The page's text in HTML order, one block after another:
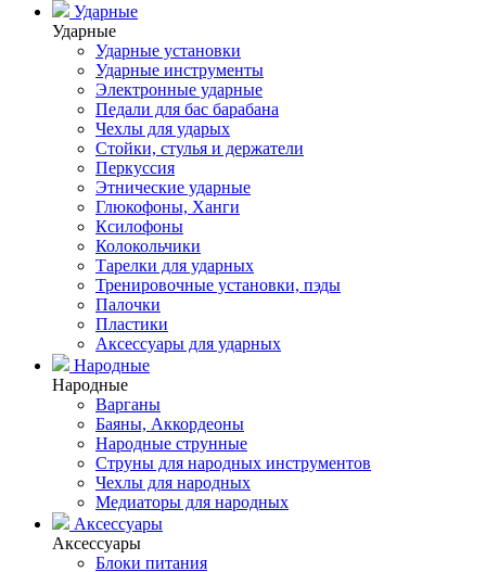
Ударные
Ударные
Ударные установки
Ударные инструменты
Электронные ударные
Педали для бас барабана
Чехлы для ударых
Стойки, стулья и держатели
Перкуссия
Этнические ударные
Глюкофоны, Ханги
Ксилофоны
Колокольчики
Тарелки для ударных
Тренировочные установки, пэды
Палочки
Пластики
Аксессуары для ударных
Народные
Народные
Варганы
Баяны, Аккордеоны
Народные струнные
Струны для народных инструментов
Чехлы для народных
Медиаторы для народных
Аксессуары
Аксессуары
Блоки питания